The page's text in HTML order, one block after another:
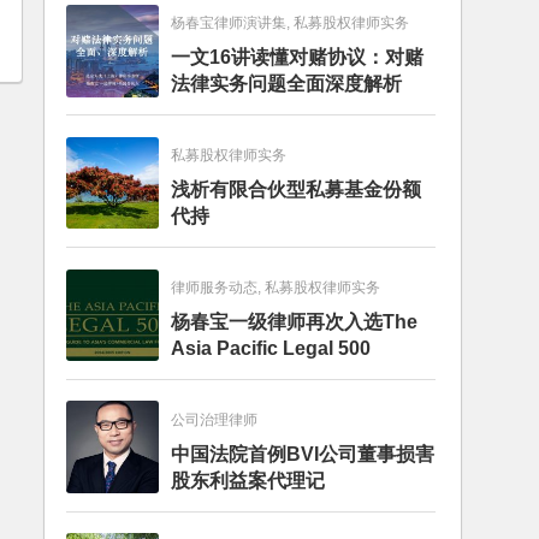
杨春宝律师演讲集, 私募股权律师实务
一文16讲读懂对赌协议：对赌
法律实务问题全面深度解析
私募股权律师实务
浅析有限合伙型私募基金份额
代持
律师服务动态, 私募股权律师实务
杨春宝一级律师再次入选The
Asia Pacific Legal 500
公司治理律师
中国法院首例BVI公司董事损害
股东利益案代理记